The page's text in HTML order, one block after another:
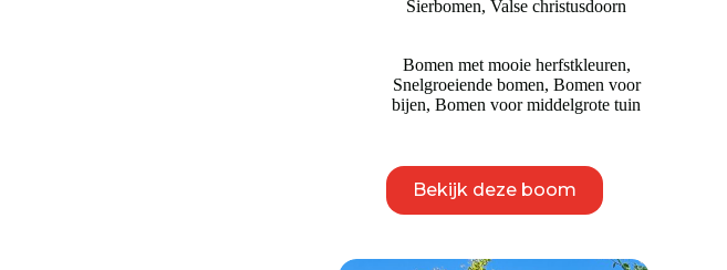
tot
Sierbomen,Valse christusdoorn
Bomen met mooie herfstkleuren,
Snelgroeiende bomen, Bomen voor
bijen,Bomen voor middelgrote tuin
Bekijk deze boom
product
heeft